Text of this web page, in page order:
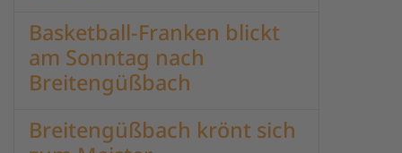
Basketball-Franken blickt
am Sonntag nach
Breitengüßbach
Breitengüßbach krönt sich